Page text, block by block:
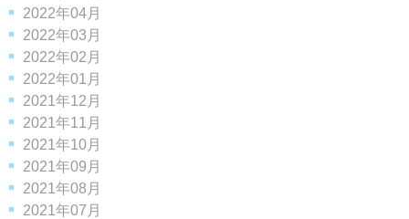
2022年04月
2022年03月
2022年02月
2022年01月
2021年12月
2021年11月
2021年10月
2021年09月
2021年08月
2021年07月